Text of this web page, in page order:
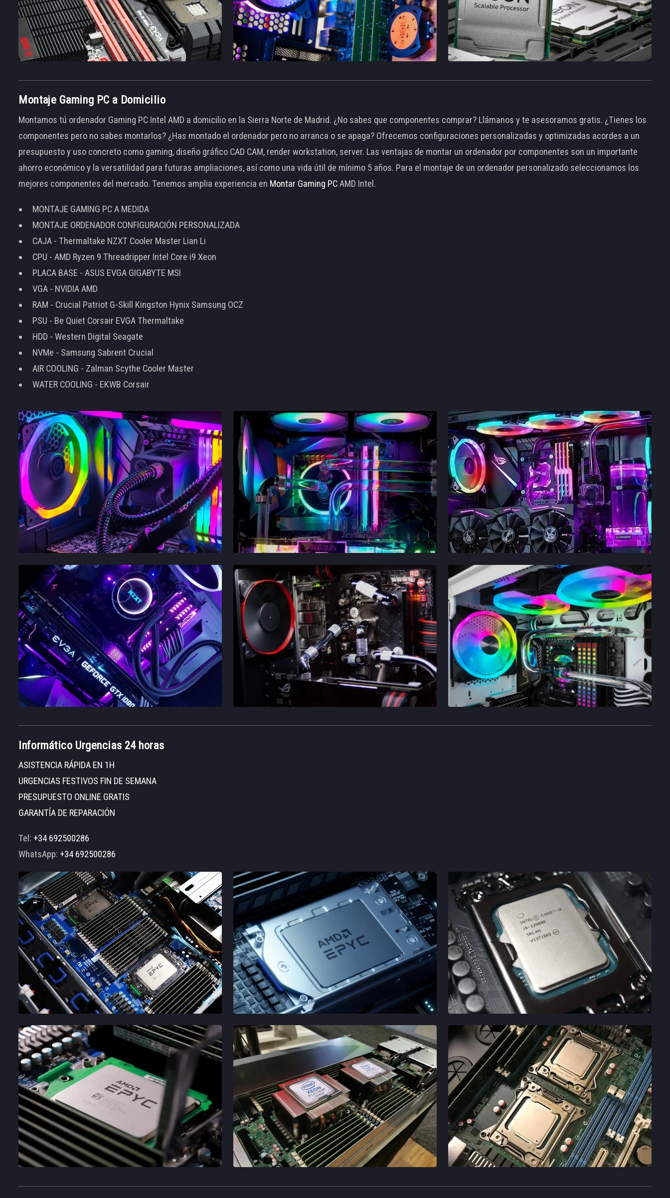
Montaje Gaming PC a Domicilio
Montamos tú ordenador Gaming PC Intel AMD a domicilio en la Sierra Norte de Madrid. ¿No sabes que componentes comprar? Llámanos y te asesoramos gratis. ¿Tienes los
componentes pero no sabes montarlos? ¿Has montado el ordenador pero no arranca o se apaga? Ofrecemos configuraciones personalizadas y optimizadas acordes a un
presupuesto y uso concreto como gaming, diseño gráfico CAD CAM, render workstation, server. Las ventajas de montar un ordenador por componentes son un importante
ahorro económico y la versatilidad para futuras ampliaciones, así como una vida útil de mínimo 5 años. Para el montaje de un ordenador personalizado seleccionamos los
mejores componentes del mercado. Tenemos amplia experiencia en Montar Gaming PCAMD Intel.
MONTAJE GAMING PC A MEDIDA
MONTAJE ORDENADOR CONFIGURACIÓN PERSONALIZADA
CAJA - Thermaltake NZXT Cooler Master Lian Li
CPU - AMD Ryzen 9 Threadripper Intel Core i9 Xeon
PLACA BASE - ASUS EVGA GIGABYTE MSI
VGA - NVIDIA AMD
RAM - Crucial Patriot G-Skill Kingston Hynix Samsung OCZ
PSU - Be Quiet Corsair EVGA Thermaltake
HDD - Western Digital Seagate
NVMe - Samsung Sabrent Crucial
AIR COOLING - Zalman Scythe Cooler Master
WATER COOLING - EKWB Corsair
Informático Urgencias 24 horas
ASISTENCIA RÁPIDA EN 1H
URGENCIAS FESTIVOS FIN DE SEMANA
PRESUPUESTO ONLINE GRATIS
GARANTÍA DE REPARACIÓN
Tel: +34 692500286
WhatsApp: +34 692500286